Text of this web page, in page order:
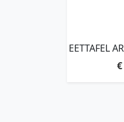
EETTAFEL
€